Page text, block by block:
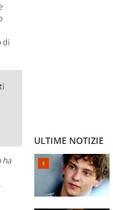
di
ha
ULTIME NOTIZIE